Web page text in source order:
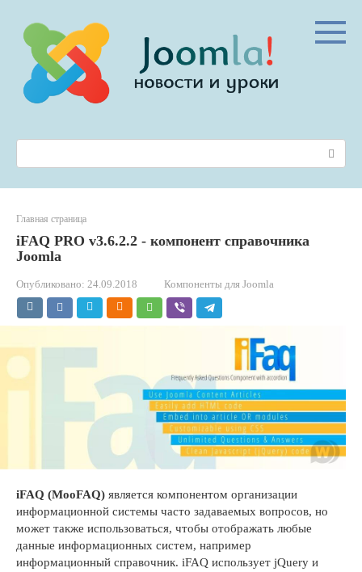
контенту
Главная страница
iFAQ PRO v3.6.2.2 - компонент справочника
Joomla
Опубликовано: 24.09.2018 Компоненты для Joomla
iFAQ (MooFAQ) является компонентом организации
информационной системы часто задаваемых вопросов, но
может также использоваться, чтобы отображать любые
данные информационных систем, например
информационный справочник. iFAQ использует jQuery и